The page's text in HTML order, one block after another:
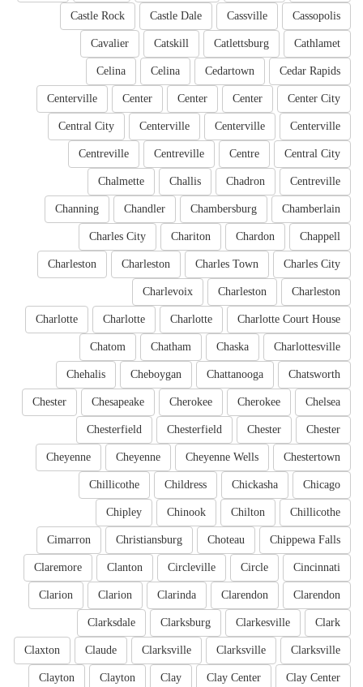
Cassopolis
Cassville
Castle Dale
Castle Rock
Cathlamet
Catlettsburg
Catskill
Cavalier
Cedar Rapids
Cedartown
Celina
Celina
Center City
Center
Center
Center
Centerville
Centerville
Centerville
Centerville
Central City
Central City
Centre
Centreville
Centreville
Centreville
Chadron
Challis
Chalmette
Chamberlain
Chambersburg
Chandler
Channing
Chappell
Chardon
Chariton
Charles City
Charles City
Charles Town
Charleston
Charleston
Charleston
Charleston
Charlevoix
Charlotte Court House
Charlotte
Charlotte
Charlotte
Charlottesville
Chaska
Chatham
Chatom
Chatsworth
Chattanooga
Cheboygan
Chehalis
Chelsea
Cherokee
Cherokee
Chesapeake
Chester
Chester
Chester
Chesterfield
Chesterfield
Chestertown
Cheyenne Wells
Cheyenne
Cheyenne
Chicago
Chickasha
Childress
Chillicothe
Chillicothe
Chilton
Chinook
Chipley
Chippewa Falls
Choteau
Christiansburg
Cimarron
Cincinnati
Circle
Circleville
Clanton
Claremore
Clarendon
Clarendon
Clarinda
Clarion
Clarion
Clark
Clarkesville
Clarksburg
Clarksdale
Clarksville
Clarksville
Clarksville
Claude
Claxton
Clay Center
Clay Center
Clay
Clayton
Clayton